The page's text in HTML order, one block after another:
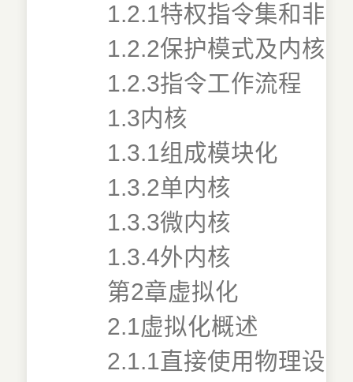
1.2.1特权指令集和非
1.2.2保护模式及内核
1.2.3指令工作流程
1.3内核
1.3.1组成模块化
1.3.2单内核
1.3.3微内核
1.3.4外内核
第2章虚拟化
2.1虚拟化概述
2.1.1直接使用物理设备